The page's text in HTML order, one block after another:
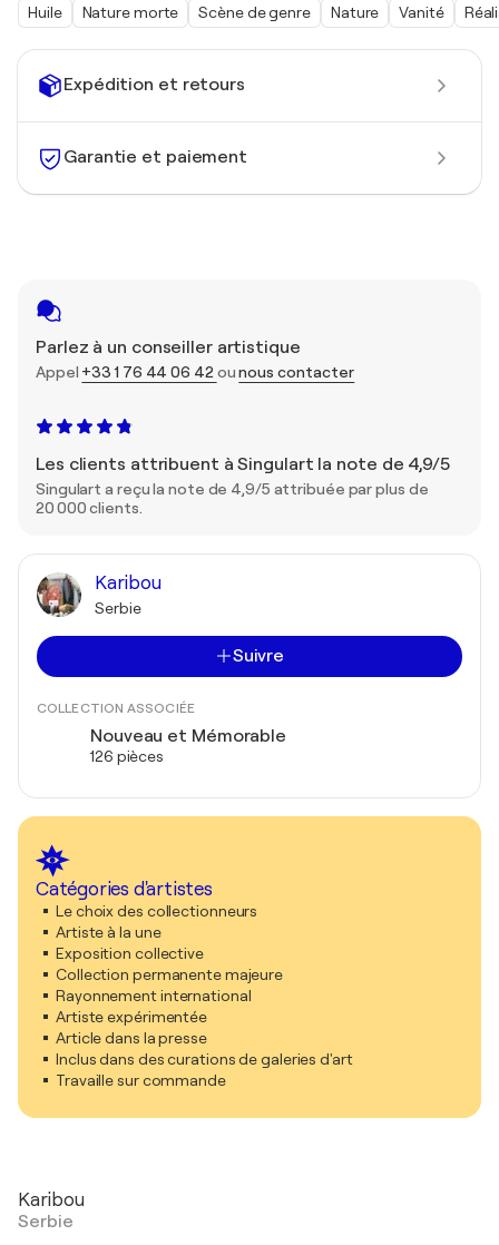
Expédition et retours
Garantie et paiement
Parlez à un conseiller artistique
Appel +33 1 76 44 06 42 ounous contacter
Les clients attribuent à Singulart la note de 4,9/5
Singulart a reçu la note de 4,9/5 attribuée par plus de
20 000 clients.
Karibou
Serbie
Suivre
COLLECTION ASSOCIÉE
Nouveau et Mémorable
126 pièces
Catégories d'artistes
Le choix des collectionneurs
Artiste à la une
Exposition collective
Collection permanente majeure
Rayonnement international
Artiste expérimentée
Article dans la presse
Inclus dans des curations de galeries d'art
Travaille sur commande
Huile Nature morte Scène de genre Nature Vanité
Karibou
Serbie